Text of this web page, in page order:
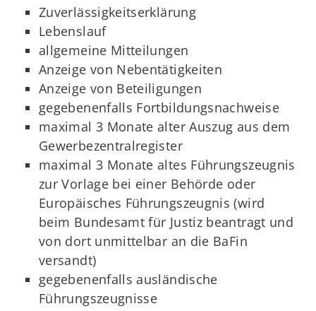
Zuverlässigkeitserklärung
Lebenslauf
allgemeine Mitteilungen
Anzeige von Nebentätigkeiten
Anzeige von Beteiligungen
gegebenenfalls Fortbildungsnachweise
maximal 3 Monate alter Auszug aus dem
Gewerbezentralregister
maximal 3 Monate altes Führungszeugnis
zur Vorlage bei einer Behörde oder
Europäisches Führungszeugnis (wird
beim Bundesamt für Justiz beantragt und
von dort unmittelbar an die BaFin
versandt)
gegebenenfalls ausländische
Führungszeugnisse